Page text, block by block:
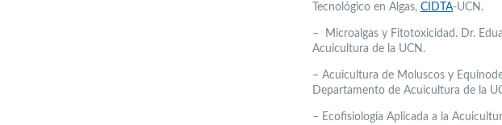
Tecnológico en Algas, CIDTA-UCN.
–
Microalgas y Fitotoxicidad. Dr.
Acuicultura de la UCN.
– Acuicultura de Moluscos y
Departamento de Acuicultura de la
– Ecofisiología Aplicada a la